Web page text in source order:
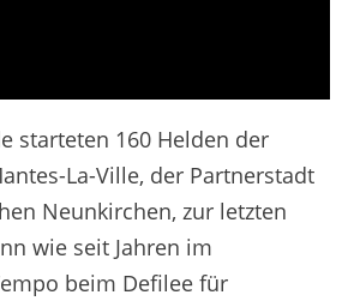
starteten 160 Helden der
La-Ville, der Partnerstadt
Neunkirchen, zur letzten
wie seit Jahren im
beim Defilee für